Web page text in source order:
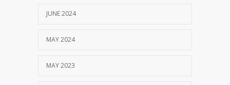
JUNE 2024
MAY 2024
MAY 2023